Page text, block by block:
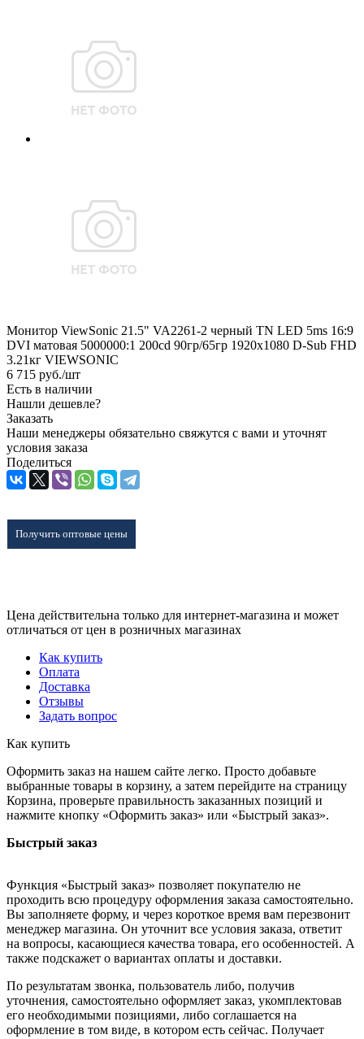
Монитор ViewSonic 21.5" VA2261-2 черный TN LED 5ms 16:9
DVI матовая 5000000:1 200cd 90гр/65гр 1920x1080 D-Sub FHD
3.21кг VIEWSONIC
6 715 руб./шт
Есть в наличии
Нашли дешевле?
Заказать
Наши менеджеры обязательно свяжутся с вами и уточнят
условия заказа
Поделиться
Получить оптовые цены
Цена действительна только для интернет-магазина и может
отличаться от цен в розничных магазинах
Как купить
Оплата
Доставка
Отзывы
Задать вопрос
Как купить
Оформить заказ на нашем сайте легко. Просто добавьте
выбранные товары в корзину, а затем перейдите на страницу
Корзина, проверьте правильность заказанных позиций и
нажмите кнопку «Оформить заказ» или «Быстрый заказ».
Быстрый заказ
Функция «Быстрый заказ» позволяет покупателю не
проходить всю процедуру оформления заказа самостоятельно.
Вы заполняете форму, и через короткое время вам перезвонит
менеджер магазина. Он уточнит все условия заказа, ответит
на вопросы, касающиеся качества товара, его особенностей. А
также подскажет о вариантах оплаты и доставки.
По результатам звонка, пользователь либо, получив
уточнения, самостоятельно оформляет заказ, укомплектовав
его необходимыми позициями, либо соглашается на
оформление в том виде, в котором есть сейчас. Получает